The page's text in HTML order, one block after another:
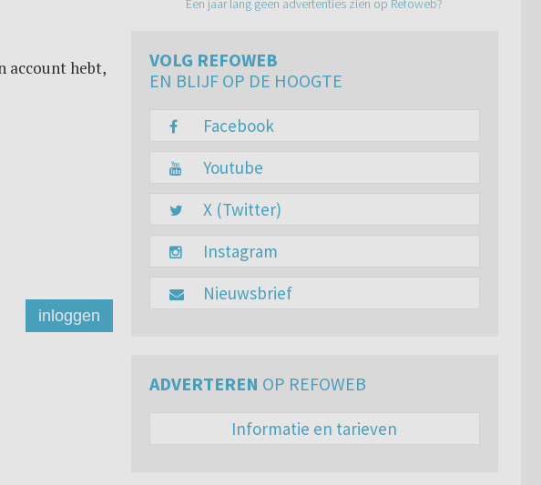
account hebt,
inloggen
Een jaar lang geen advertenties zien op Refoweb?
VOLG REFOWEB
EN BLIJF OP DE HOOGTE
Facebook
Youtube
X (Twitter)
Instagram
Nieuwsbrief
ADVERTEREN OP REFOWEB
Informatie en tarieven